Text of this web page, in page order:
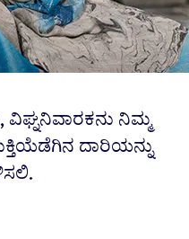
ನಿಮ್ಮ
ದಾರಿಯನ್ನು